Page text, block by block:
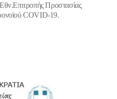
Προστασίας
COVID-19.